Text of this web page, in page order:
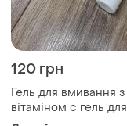
120 грн
Гель для вмивання з
вітаміном с гель для
умывания rtopr